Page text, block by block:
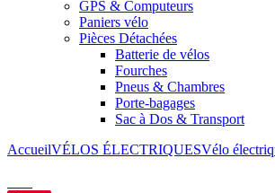
GPS & Computeurs
Paniers vélo
Pièces Détachées
Batterie de vélos
Fourches
Pneus & Chambres
Porte-bagages
Sac à Dos & Transport
AccueilVÉLOS ÉLECTRIQUESVélo